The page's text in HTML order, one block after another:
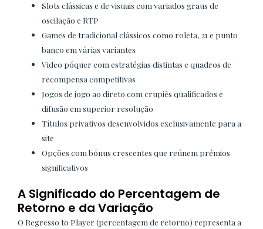
Slots clássicas e de visuais com variados graus de
oscilação e RTP
Games de tradicional clássicos como roleta, 21 e punto
banco em várias variantes
Video póquer com estratégias distintas e quadros de
recompensa competitivas
Jogos de jogo ao direto com crupiês qualificados e
difusão em superior resolução
Títulos privativos desenvolvidos exclusivamente para a
site
Opções com bónus crescentes que reúnem prémios
significativos
A Significado do Percentagem de
Retorno e da Variação
O Regresso to Player (percentagem de retorno) representa a